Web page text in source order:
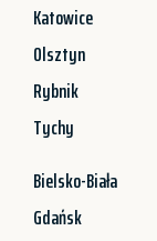
Katowice
Olsztyn
Rybnik
Tychy
Bielsko-Biała
Gdańsk